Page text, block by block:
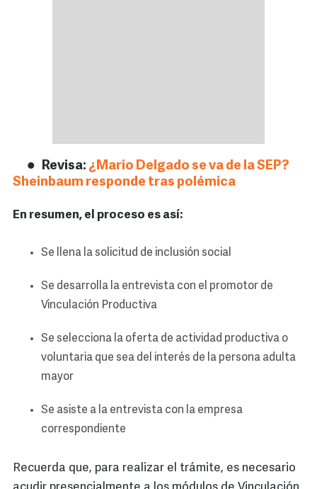
Revisa: ¿Mario Delgado se va de la SEP?
Sheinbaum responde tras polémica
En resumen, el proceso es así:
Se llena la solicitud de inclusión social
Se desarrolla la entrevista con el promotor de
Vinculación Productiva
Se selecciona la oferta de actividad productiva o
voluntaria que sea del interés de la persona adulta
mayor
Se asiste a la entrevista con la empresa
correspondiente
Recuerda que, para realizar el trámite, es necesario